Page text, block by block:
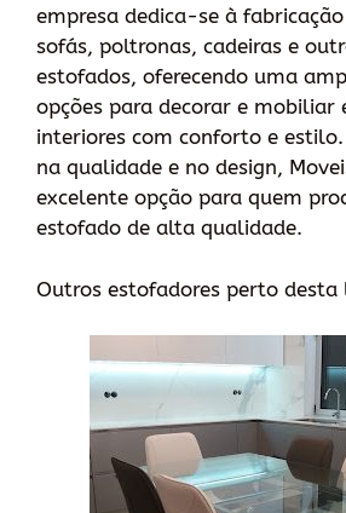
empresa dedica-se à
sofás, poltronas, cadeiras e
estofados, oferecendo uma
opções para decorar e mobiliar
interiores com conforto e
na qualidade e no design,
excelente opção para quem
estofado de alta qualidade.
Outros estofadores perto desta